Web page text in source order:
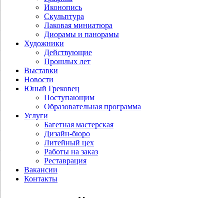
Иконопись
Скульптура
Лаковая миниатюра
Диорамы и панорамы
Художники
Действующие
Прошлых лет
Выставки
Новости
Юный Грековец
Поступающим
Образовательная программа
Услуги
Багетная мастерская
Дизайн-бюро
Литейный цех
Работы на заказ
Реставрация
Вакансии
Контакты